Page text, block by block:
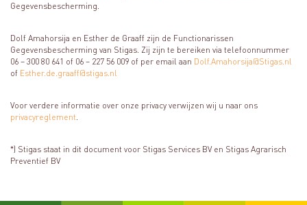
Gegevensbescherming.
Dolf Amahorsija en Esther de Graaff zijn de Functionarissen
Gegevensbescherming van Stigas. Zij zijn te bereiken via telefoonnummer
06 – 300 80 641 of 06 – 227 56 009 of per email aan Dolf.Amahorsija@Stigas.nl
of Esther.de.graaff@stigas.nl
Voor verdere informatie over onze privacy verwijzen wij u naar ons
privacyreglement.
*) Stigas staat in dit document voor Stigas Services BV en Stigas Agrarisch
Preventief BV